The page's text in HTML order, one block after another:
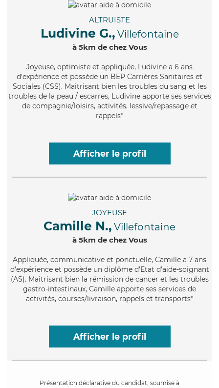
ALTRUISTE
Ludivine G., Villefontaine
à 5km de chez Vous
Joyeuse, optimiste et appliquée, Ludivine a 6 ans
d'expérience et possède un BEP Carrières Sanitaires et
Sociales (CSS). Maitrisant bien les troubles du sang et les
troubles de la peau / escarres, Ludivine apporte ses services
de compagnie/loisirs, activités, lessive/repassage et
rappels*
Afficher le profil
JOYEUSE
Camille N., Villefontaine
à 5km de chez Vous
Appliquée, communicative et ponctuelle, Camille a 7 ans
d'expérience et possède un diplôme d'Etat d'aide-soignant
(AS). Maitrisant bien la rémission de cancer et les troubles
gastro-intestinaux, Camille apporte ses services de
activités, courses/livraison, rappels et transports*
Afficher le profil
Présentation déclarative du candidat, soumise à